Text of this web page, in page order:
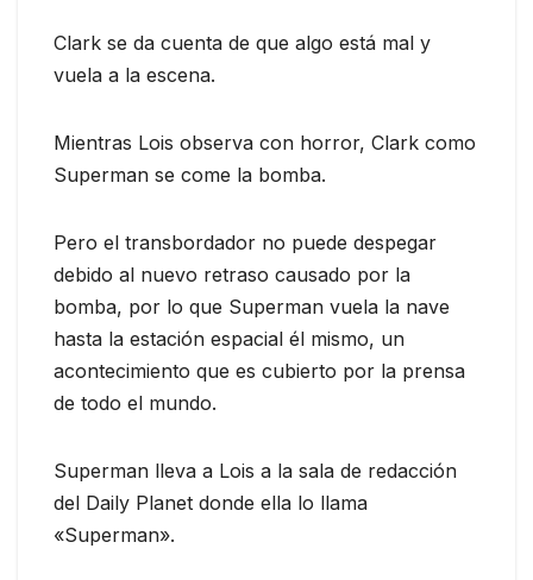
Clark se da cuenta de que algo está mal y
vuela a la escena.
Mientras Lois observa con horror, Clark como
Superman se come la bomba.
Pero el transbordador no puede despegar
debido al nuevo retraso causado por la
bomba, por lo que Superman vuela la nave
hasta la estación espacial él mismo, un
acontecimiento que es cubierto por la prensa
de todo el mundo.
Superman lleva a Lois a la sala de redacción
del Daily Planet donde ella lo llama
«Superman».